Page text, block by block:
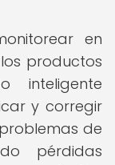
en
productos
inteligente
y corregir
de
pérdidas